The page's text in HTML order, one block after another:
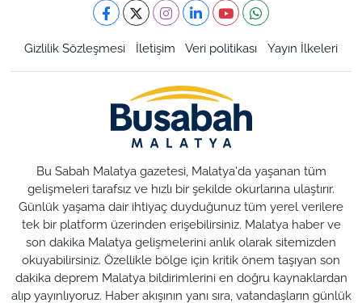
Gizlilik Sözleşmesi İletişim Veri politikası Yayın İlkeleri
Bu Sabah Malatya gazetesi, Malatya'da yaşanan tüm
gelişmeleri tarafsız ve hızlı bir şekilde okurlarına ulaştırır.
Günlük yaşama dair ihtiyaç duyduğunuz tüm yerel verilere
tek bir platform üzerinden erişebilirsiniz. Malatya haber ve
son dakika Malatya gelişmelerini anlık olarak sitemizden
okuyabilirsiniz. Özellikle bölge için kritik önem taşıyan son
dakika deprem Malatya bildirimlerini en doğru kaynaklardan
alıp yayınlıyoruz. Haber akışının yanı sıra, vatandaşların günlük